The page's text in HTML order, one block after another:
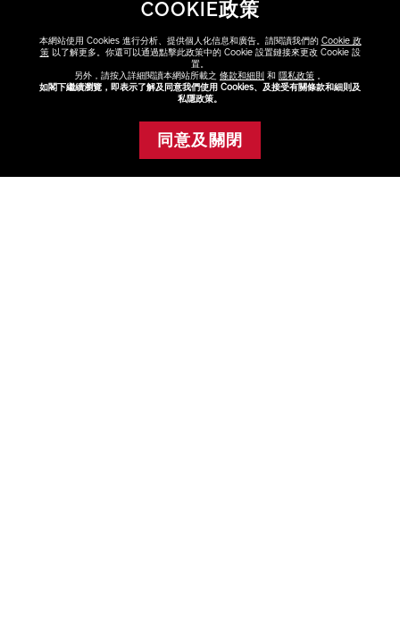
COOKIE政策
本網站使用 Cookies 進行分析、提供個人化信息和廣告。請閱讀我們的 Cookie 政
策以了解更多。你還可以通過點擊此政策中的 Cookie 設置鏈接來更改 Cookie 設
置。
另外，請按入詳細閱讀本網站所載之 條款和細則 和 隱私政策 。
如閣下繼續瀏覽，即表示了解及同意我們使用 Cookies、及接受有關條款和細則及
私隱政策。
同意及關閉
FAQ
點擊FAQ了解更多
查看